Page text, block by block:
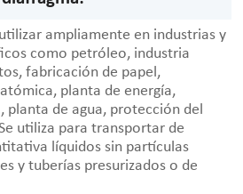
ampliamente en industrias y
como petróleo, industria
fabricación de papel,
planta de energía,
planta de agua, protección del
utiliza para transportar de
líquidos sin partículas
y tuberías presurizados o de